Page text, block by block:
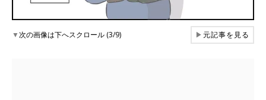
▼次の画像は下へスクロール (3/9) ▶元記事を見る